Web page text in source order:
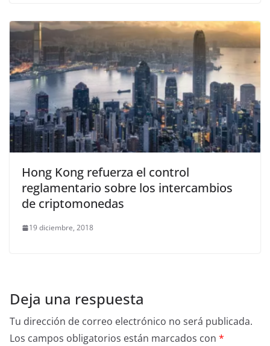
Hong Kong refuerza el control
reglamentario sobre los intercambios
de criptomonedas
19 diciembre, 2018
Deja una respuesta
Tu dirección de correo electrónico no será publicada.
Los campos obligatorios están marcados con *